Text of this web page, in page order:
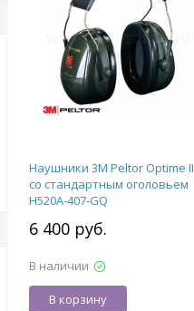
Наушники 3M Peltor Optime II
со стандартным оголовьем
H520A-407-GQ
6 400 руб.
В наличии
В корзину